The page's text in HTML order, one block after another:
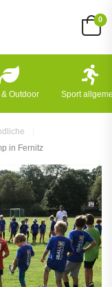
0
& Outdoor Sport
in Fernitz